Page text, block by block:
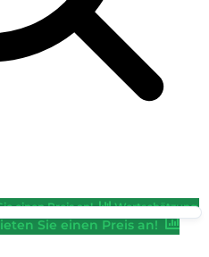
einen Preis an! Wertschätzung
Sie einen Preis an!